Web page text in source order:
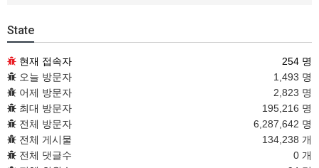
State
현재 접속자
254 명
오늘 방문자
1,493 명
어제 방문자
2,823 명
최대 방문자
195,216 명
전체 방문자
6,287,642 명
전체 게시물
134,238 개
전체 댓글수
0 개